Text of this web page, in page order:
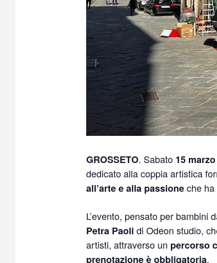
GROSSETO. Sabato 15
dedicato alla coppia artistica
all’arte e alla passioneche
L’evento, pensato per bambini
Petra Paoli di Odeon studio,
artisti, attraverso un percorso
prenotazione è obbligatoria.